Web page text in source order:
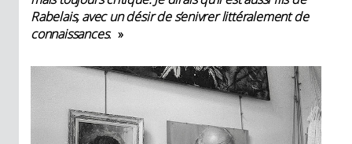
Rabelais, avec un désir de s’enivrer littéralement de
connaissances. »